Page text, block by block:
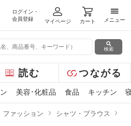
ログイン・
会員登録
マイページ カート
メニ
メニュー
検索
読む つながる
美容･化粧品 食品 キッチン
ファッション シャツ・ブラウス